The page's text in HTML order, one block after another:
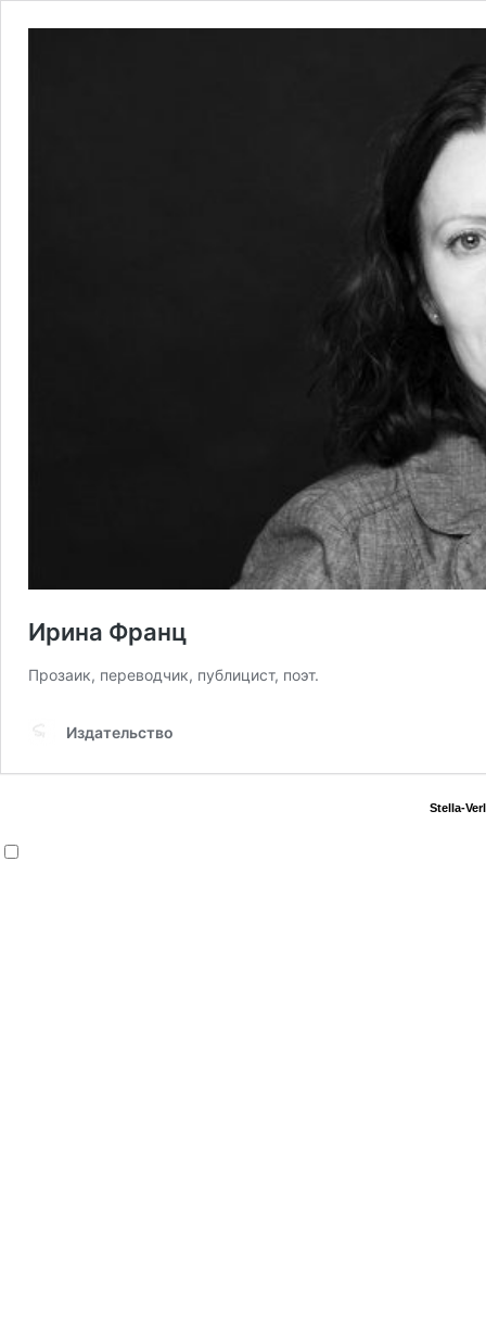
Ирина Франц
Прозаик, переводчик, публицист, поэт.
Издательство
Stella-